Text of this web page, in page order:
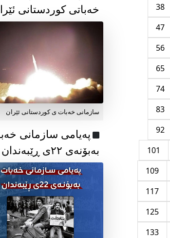
38
47
56
65
74
83
92
101
109
117
125
133
خەباتی کوردستانی
سازمانی خەبات ی کوردستانی ئێران
پەیامی سازمانی
بەبۆنەی ۲۲ی ڕێبەندان